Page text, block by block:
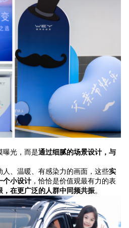
曝光，而是通过细腻的场景设计，与
、温暖、有感染力的画面，这些实
个小设计 ，恰恰是价值观最有力的表
，在更广泛的人群中同频共振。